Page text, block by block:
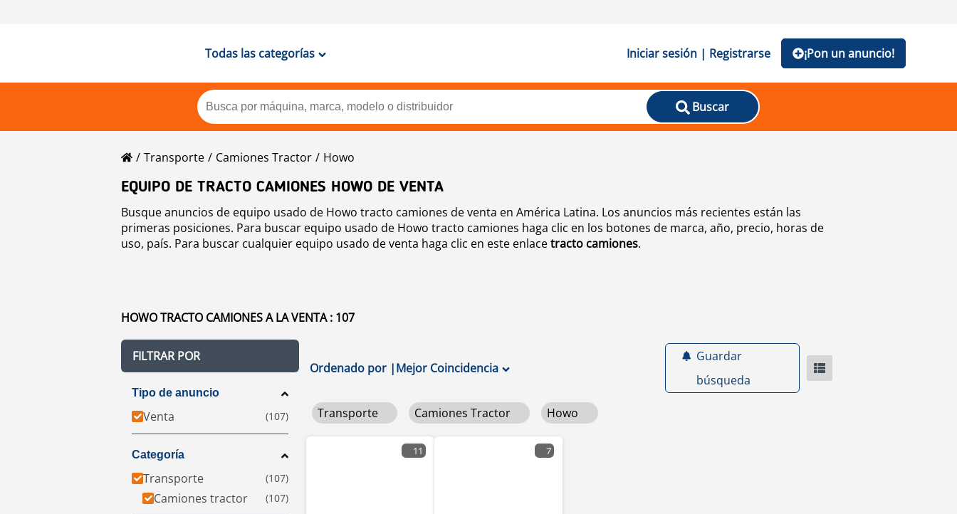
Todas las categorías Iniciar sesión | Registrarse ¡Pon un anuncio!
Buscar
Transporte Camiones Tractor
Howo
EQUIPO DE TRACTO CAMIONES HOWO DE VENTA
Busque anuncios de equipo usado de Howo tracto camiones de venta en América Latina. Los anuncios más recientes están las
primeras posiciones. Para buscar equipo usado de Howo tracto camiones haga clic en los botones de marca, año, precio, horas de
uso, país. Para buscar cualquier equipo usado de venta haga clic en este enlacetracto camiones.
HOWO TRACTO CAMIONES A LA VENTA : 107
FILTRAR POR
Tipo de anuncio
Venta
Categoría
Transporte
Camiones tractor
Ordenado por |Mejor Coincidencia
Guardar
búsqueda
Transporte Camiones Tractor Howo
11 7